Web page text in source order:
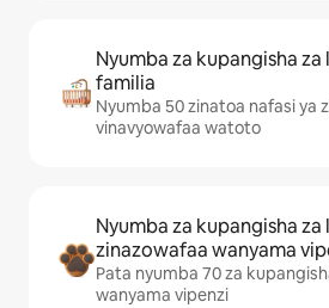
Nyumba za kupangisha
familia
Nyumba 50 zinatoa nafasi ya
vinavyowafaa watoto
Nyumba za kupangisha za
zinazowafaa wanyama
Pata nyumba 70 za
wanyama vipenzi